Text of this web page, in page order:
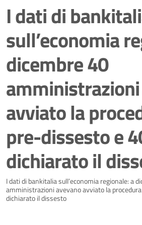
I dati di
sull’economia
dicembre 40
avviato la
pre-dissesto e
dichiarato il
Dettagli della
I dati di bankitalia sull’economia regionale: a
amministrazioni avevano avviato la
dichiarato il dissesto